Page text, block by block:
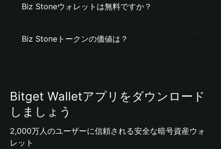
Biz Stoneウォレットは無料ですか？
Biz Stoneトークンの価値は？
Bitget Walletアプリをダウンロード
しましょう
2,000万人のユーザーに信頼される安全な暗号資産ウォ
レット